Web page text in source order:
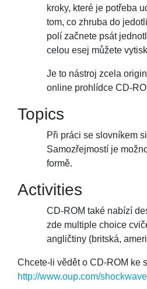
kroky, které je potřeba
tom, co zhruba do
polí začnete psát
celou esej můžete
Je to nástroj zcela
online prohlídce CD-
Topics
Při práci se slovníkem
Samozřejmostí je
formě.
Activities
CD-ROM také nabízí
zde multiple choice
angličtiny (britská,
Chcete-li vědět o CD-ROM ke
http://www.oup.com/